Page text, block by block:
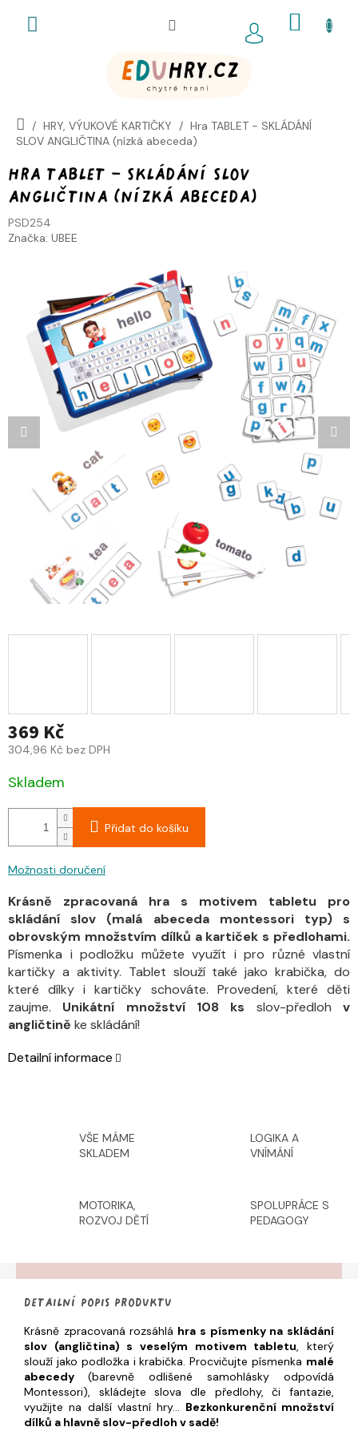
obsah
HRY, VÝUKOVÉ KARTIČKY
Hra TABLET - SKLÁDÁNÍ
SLOV ANGLIČTINA (nízká abeceda)
Hra TABLET - SKLÁDÁNÍ SLOV
ANGLIČTINA (nízká abeceda)
PSD254
Značka: UBEE
369 Kč
304,96 Kč bez DPH
Skladem
Přidat do košíku
Možnosti doručení
Krásně zpracovaná hra s motivem tabletu pro
skládání slov (malá abeceda montessori typ) s
obrovským množstvím dílků a kartiček s předlohami.
Písmenka i podložku můžete využít i pro různé vlastní
kartičky a aktivity. Tablet slouží také jako krabička, do
které dílky i kartičky schováte. Provedení, které děti
zaujme. Unikátní množství 108 ks slov-předlohv
angličtině ke skládání!
Detailní informace
VŠE MÁME
SKLADEM
LOGIKA A
VNÍMÁNÍ
MOTORIKA,
ROZVOJ DĚTÍ
SPOLUPRÁCE S
PEDAGOGY
Detailní popis produktu
Krásně zpracovaná rozsáhlá hra s písmenky na skládání
slov (angličtina) s veselým motivem tabletu, který
slouží jako podložka i krabička. Procvičujte písmenka malé
abecedy (barevně odlišené samohlásky odpovídá
Montessori), skládejte slova dle předlohy, či fantazie,
využijte na další vlastní hry... Bezkonkurenční množství
dílků a hlavně slov-předloh v sadě!